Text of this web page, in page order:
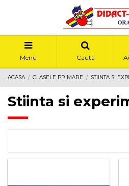
Menu Cauta
ACASA CLASELE PRIMARE STIINTA SI
Stiinta si